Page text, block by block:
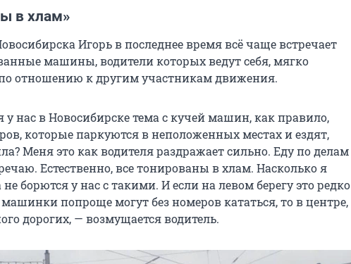
в хлам»
Игорь в последнее время всё чаще встречает
машины, водители которых ведут себя, мягко
отношению к другим участникам движения.
у нас в Новосибирске тема с кучей машин, как правило,
которые паркуются в неположенных местах и ездят,
Меня это как водителя раздражает сильно. Еду по делам
Естественно, все тонированы в хлам. Насколько я
борются у нас с такими. И если на левом берегу это редко
попроще могут без номеров кататься, то в центре,
дорогих, — возмущается водитель.